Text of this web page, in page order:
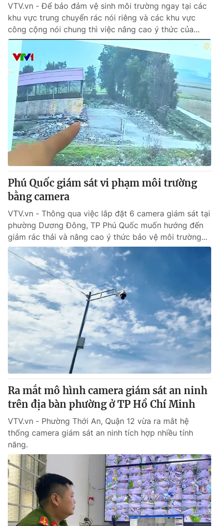
VTV.vn - Để bảo đảm vệ sinh môi trường ngay tại các
khu vực trung chuyển rác nói riêng và các khu vực
công cộng nói chung thì việc nâng cao ý thức của...
Phú Quốc giám sát vi phạm môi trường
bằng camera
VTV.vn - Thông qua việc lắp đặt 6 camera giám sát tại
phường Dương Đông, TP Phú Quốc muốn hướng đến
giảm rác thải và nâng cao ý thức bảo vệ môi trường...
Ra mắt mô hình camera giám sát an ninh
trên địa bàn phường ở TP Hồ Chí Minh
VTV.vn - Phường Thới An, Quận 12 vừa ra mắt hệ
thống camera giám sát an ninh tích hợp nhiều tính
năng.